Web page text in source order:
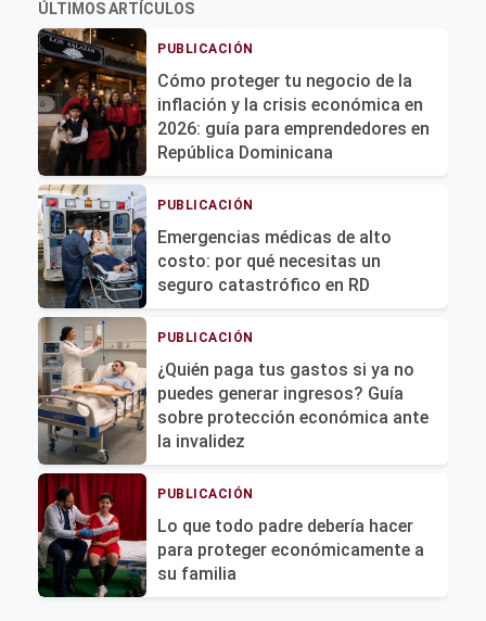
ÚLTIMOS ARTÍCULOS
PUBLICACIÓN
Cómo proteger tu negocio de la
inflación y la crisis económica en
2026: guía para emprendedores en
República Dominicana
PUBLICACIÓN
Emergencias médicas de alto
costo: por qué necesitas un
seguro catastrófico en RD
PUBLICACIÓN
¿Quién paga tus gastos si ya no
puedes generar ingresos? Guía
sobre protección económica ante
la invalidez
PUBLICACIÓN
Lo que todo padre debería hacer
para proteger económicamente a
su familia